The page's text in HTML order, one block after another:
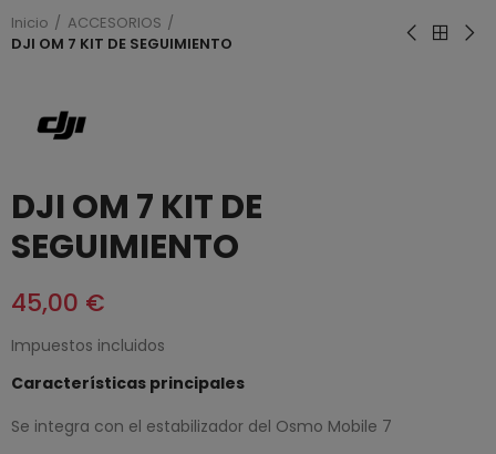
Inicio
ACCESORIOS
DJI OM 7 KIT DE SEGUIMIENTO
DJI OM 7 KIT DE
SEGUIMIENTO
45,00 €
Impuestos incluidos
Características principales
Se integra con el estabilizador del Osmo Mobile 7